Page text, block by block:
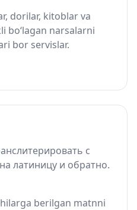
dorilar, kitoblar va
bo‘lagan narsalarni
bor servislar.
с
латиницу и обратно.
berilgan matnni